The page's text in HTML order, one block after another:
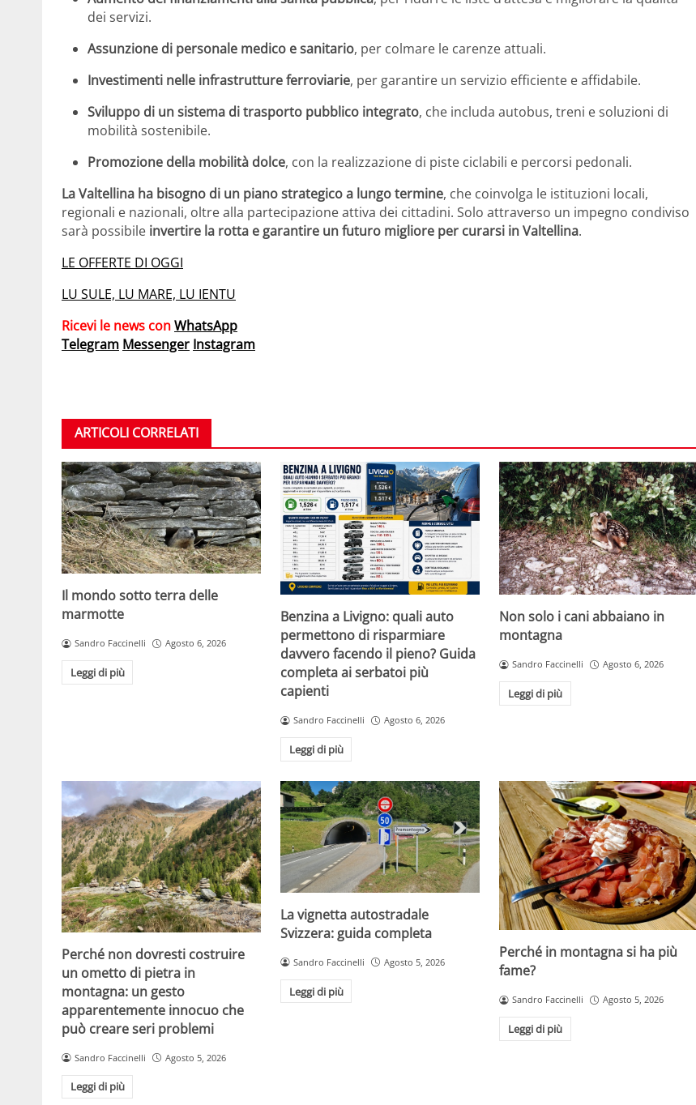
dei servizi.
Assunzione di personale medico e sanitario, per colmare le carenze attuali.
Investimenti nelle infrastrutture ferroviarie, per garantire un servizio efficiente e affidabile.
Sviluppo di un sistema di trasporto pubblico integrato, che includa autobus, treni e soluzioni di
mobilità sostenibile.
Promozione della mobilità dolce, con la realizzazione di piste ciclabili e percorsi pedonali.
La Valtellina ha bisogno di un piano strategico a lungo termine, che coinvolga le istituzioni locali,
regionali e nazionali, oltre alla partecipazione attiva dei cittadini. Solo attraverso un impegno condiviso
sarà possibile invertire la rotta e garantire un futuro migliore per curarsi in Valtellina.
LE OFFERTE DI OGGI
LU SULE, LU MARE, LU IENTU
Ricevi le news conWhatsApp
Telegram Messenger Instagram
ARTICOLI CORRELATI
Il mondo sotto terra delle
marmotte
Sandro Faccinelli Agosto 6, 2026
Leggi di più
Benzina a Livigno: quali auto
permettono di risparmiare
davvero facendo il pieno? Guida
completa ai serbatoi più
capienti
Sandro Faccinelli Agosto 6, 2026
Leggi di più
Non solo i cani abbaiano in
montagna
Sandro Faccinelli Agosto 6, 2026
Leggi di più
Perché non dovresti costruire
un ometto di pietra in
montagna: un gesto
apparentemente innocuo che
può creare seri problemi
Sandro Faccinelli Agosto 5, 2026
Leggi di più
La vignetta autostradale
Svizzera: guida completa
Sandro Faccinelli Agosto 5, 2026
Leggi di più
Perché in montagna si ha più
fame?
Sandro Faccinelli Agosto 5, 2026
Leggi di più